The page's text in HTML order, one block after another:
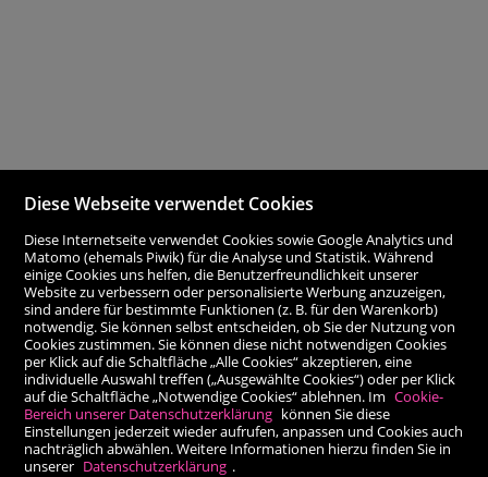
Diese Webseite verwendet Cookies
Diese Internetseite verwendet Cookies sowie Google Analytics und
Matomo (ehemals Piwik) für die Analyse und Statistik. Während
einige Cookies uns helfen, die Benutzerfreundlichkeit unserer
Website zu verbessern oder personalisierte Werbung anzuzeigen,
sind andere für bestimmte Funktionen (z. B. für den Warenkorb)
notwendig. Sie können selbst entscheiden, ob Sie der Nutzung von
Cookies zustimmen. Sie können diese nicht notwendigen Cookies
per Klick auf die Schaltfläche „Alle Cookies“ akzeptieren, eine
individuelle Auswahl treffen („Ausgewählte Cookies“) oder per Klick
auf die Schaltfläche „Notwendige Cookies“ ablehnen. Im Cookie-
Bereich unserer Datenschutzerklärung können Sie diese
Einstellungen jederzeit wieder aufrufen, anpassen und Cookies auch
nachträglich abwählen. Weitere Informationen hierzu finden Sie in
unserer Datenschutzerklärung .